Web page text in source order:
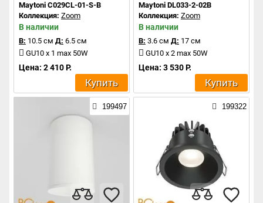
Maytoni C029CL-01-S-B
Коллекция: Zoom
В наличии
В: 10.5 см Д: 6.5 см
GU10 x 1 max 50W
Цена: 2 410 Р.
Купить
Maytoni DL033-2-02B
Коллекция: Zoom
В наличии
В: 3.6 см Д: 17 см
GU10 x 2 max 50W
Цена: 3 530 Р.
Купить
199497 199322